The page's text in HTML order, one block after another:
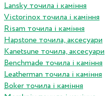
Lansky точила і каміння
Victorinox точила і каміння
Risam точила і каміння
Hapstone точила, аксесуари
Kanetsune точила, аксесуари
Benchmade точила і каміння
Leatherman точила і каміння
Boker точила і каміння